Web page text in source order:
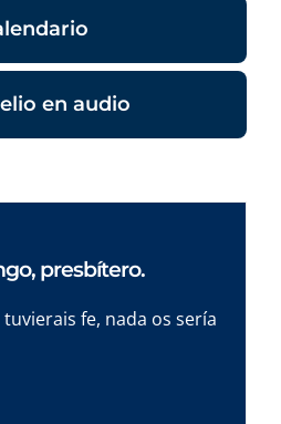
en audio
presbítero.
tuvierais fe, nada os sería